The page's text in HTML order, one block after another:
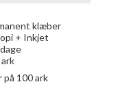
klæber
+ Inkjet
100 ark